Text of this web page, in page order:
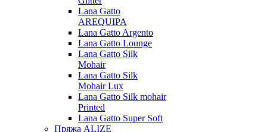
Lana Gatto
AREQUIPA
Lana Gatto Argento
Lana Gatto Lounge
Lana Gatto Silk
Mohair
Lana Gatto Silk
Mohair Lux
Lana Gatto Silk mohair
Printed
Lana Gatto Super Soft
Пряжа ALIZE